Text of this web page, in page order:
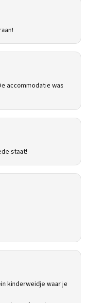
accommodatie was
staat!
kinderweidje waar je